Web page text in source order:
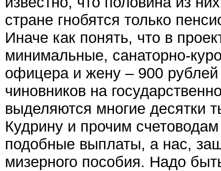
стране гнобятся только
Иначе как понять, что в
минимальные, санаторно-
офицера и жену – 900
чиновников на
выделяются многие десятки
Кудрину и прочим
подобные выплаты, а нас,
мизерного пособия. Надо